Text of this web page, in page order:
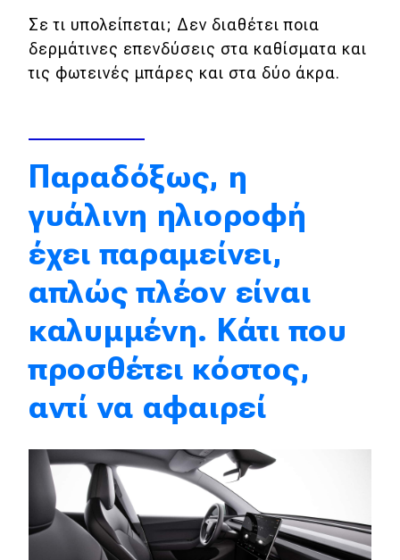
Ασφάλεια
Αγορά
Test Drive
Δοκιμή
Αποστολή
Συγκρίνουμε
Αγώνες
Formula 1
WRC
Motorsport
Eco
Σε τι υπολείπεται; Δεν διαθέτει ποια
δερμάτινες επενδύσεις στα καθίσματα και
τις φωτεινές μπάρες και στα δύο άκρα.
Παραδόξως, η
γυάλινη ηλιοροφή
έχει παραμείνει,
απλώς πλέον είναι
καλυμμένη. Κάτι που
προσθέτει κόστος,
αντί να αφαιρεί